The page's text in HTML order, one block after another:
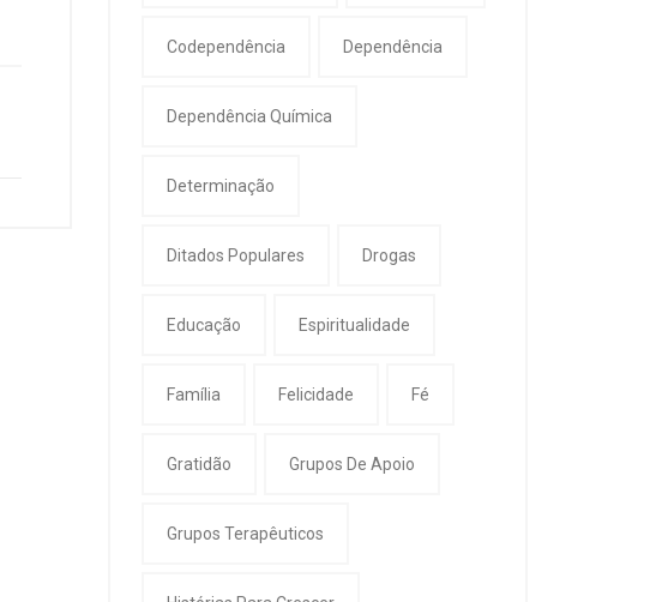
Codependência Dependência
Dependência Química
Determinação
Ditados Populares Drogas
Educação Espiritualidade
Família Felicidade Fé
Gratidão Grupos De Apoio
Grupos Terapêuticos